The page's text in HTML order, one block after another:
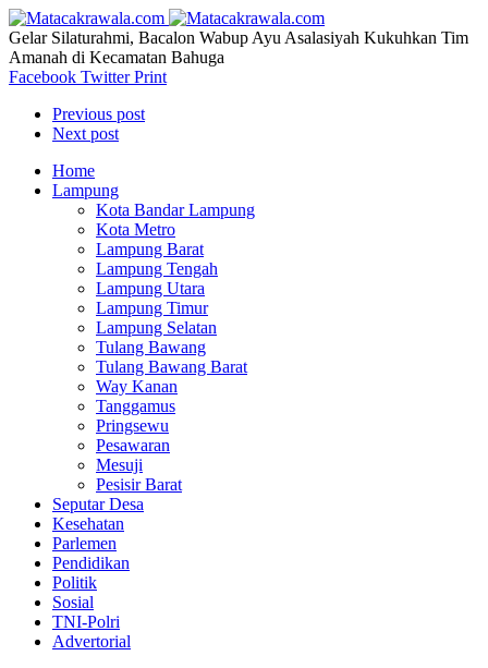
Gelar Silaturahmi, Bacalon Wabup Ayu Asalasiyah Kukuhkan Tim
Amanah di Kecamatan Bahuga
Facebook Twitter Print
Previous post
Next post
Home
Lampung
Kota Bandar Lampung
Kota Metro
Lampung Barat
Lampung Tengah
Lampung Utara
Lampung Timur
Lampung Selatan
Tulang Bawang
Tulang Bawang Barat
Way Kanan
Tanggamus
Pringsewu
Pesawaran
Mesuji
Pesisir Barat
Seputar Desa
Kesehatan
Parlemen
Pendidikan
Politik
Sosial
TNI-Polri
Advertorial